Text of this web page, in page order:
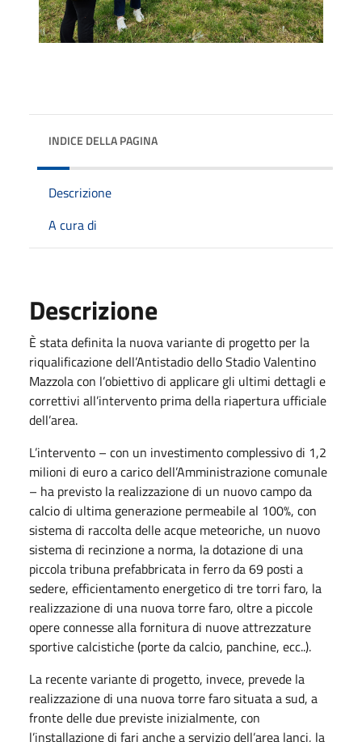
INDICE DELLA PAGINA
Descrizione
A cura di
Descrizione
È stata definita la nuova variante di progetto per la
riqualificazione dell’Antistadio dello Stadio Valentino
Mazzola con l’obiettivo di applicare gli ultimi dettagli e
correttivi all’intervento prima della riapertura ufficiale
dell’area.
L’intervento – con un investimento complessivo di 1,2
milioni di euro a carico dell’Amministrazione comunale
– ha previsto la realizzazione di un nuovo campo da
calcio di ultima generazione permeabile al 100%, con
sistema di raccolta delle acque meteoriche, un nuovo
sistema di recinzione a norma, la dotazione di una
piccola tribuna prefabbricata in ferro da 69 posti a
sedere, efficientamento energetico di tre torri faro, la
realizzazione di una nuova torre faro, oltre a piccole
opere connesse alla fornitura di nuove attrezzature
sportive calcistiche (porte da calcio, panchine, ecc..).
La recente variante di progetto, invece, prevede la
realizzazione di una nuova torre faro situata a sud, a
fronte delle due previste inizialmente, con
l’installazione di fari anche a servizio dell’area lanci, la